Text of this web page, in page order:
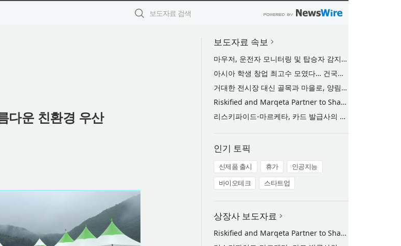
다운 친환경 우산
보도자료 속보
마우저, 운전자 모니터링 및 탑승자 감지 기능을 지원하는 ams OSRAM의 ‘OSLON Black IR:6 C-시리즈’ 자동차용 LED 공급
아시아 학생 창업 최고수 모였다… 건국대-싱가포르경영대 공동 행사 개최
거대한 전시장 대신 골목과 마을로, 양림골목비엔날레 개막 D-30
Riskified and Marqeta Partner to Sharpen Card Issuer Authorization Decisions and Help Reduce False Declines
리스키파이드-마르케타, 카드 발급사의 승인 판단 정교화 및 오거절 감소 위해 협력
인기 토픽
신제품 출시 휴가
인공지능
바이오테크
스타트업
상장사 보도자료
Riskified and Marqeta Partner to Sharpen Card Issuer Authorization Decisions and Help Reduce False Declines